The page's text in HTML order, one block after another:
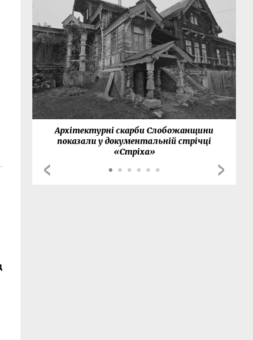
Архітектурні скарби Слобожанщини
показали у документальній стрічці
«Стріха»